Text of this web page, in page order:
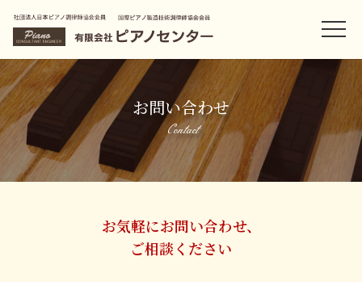
お問い合わせ
Contact
お気軽にお問い合わせ、
ご相談ください